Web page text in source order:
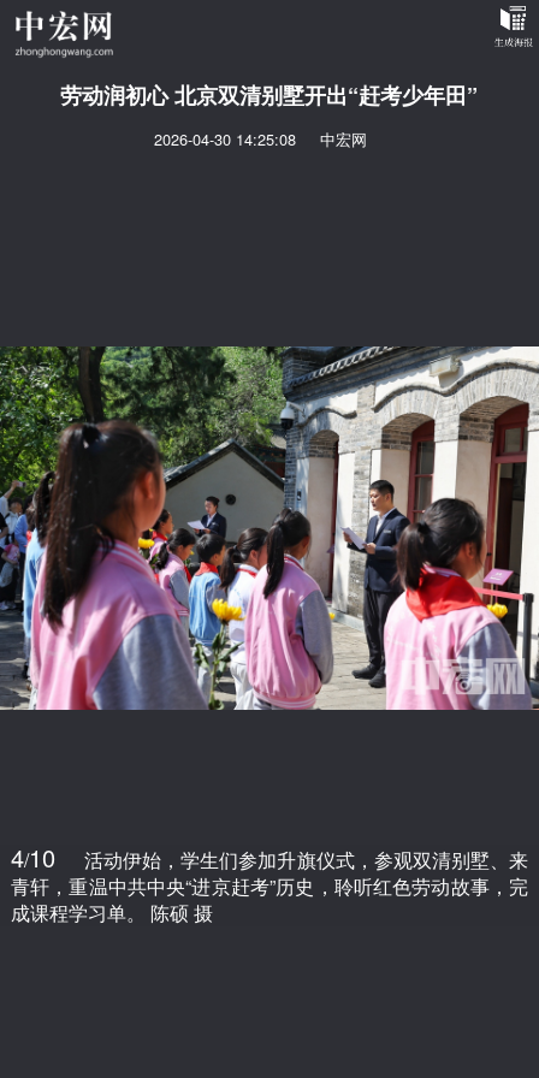
劳动润初心 北京双清别墅开出“赶考少年田”
2026-04-30 14:25:08 中宏网
4/10
活动伊始，学生们参加升旗仪式，参观双清别墅、来
青轩，重温中共中央“进京赶考”历史，聆听红色劳动故事，完
成课程学习单。 陈硕 摄